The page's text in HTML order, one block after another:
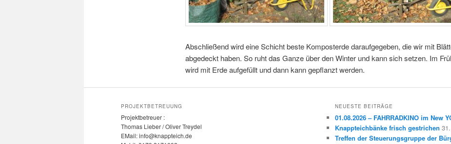
Abschließend wird eine Schicht beste Komposterde daraufgegeben, die wir mit
abgedeckt haben. So ruht das Ganze über den Winter und kann sich setzen. Im
wird mit Erde aufgefüllt und dann kann gepflanzt werden.
PROJEKTBETREUUNG
Projektbetreuer :
Thomas Lieber / Oliver Treydel
EMail: info@knappteich.de
NEUESTE BEITRÄGE
01.08.2026 – FAHRRADKINO im New
Knappteichbänke frisch gestrichen
Treffen der Steuerungsgruppe der